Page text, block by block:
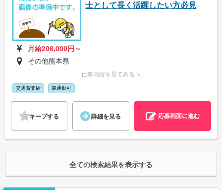
士として長く活躍したい方必見
月給206,000円～
その他熊本県
仕事内容を見てみる ∨
交通費支給 車通勤可
キープする 詳細を見る 応募画面に進む
全ての検索結果を表示する